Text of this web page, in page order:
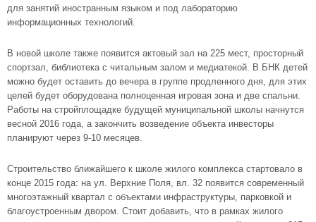
для занятий иностранным языком и под лабораторию
информационных технологий.
В новой школе также появится актовый зал на 225 мест, просторный
спортзал, библиотека с читальным залом и медиатекой. В БНК детей
можно будет оставить до вечера в группе продленного дня, для этих
целей будет оборудована полноценная игровая зона и две спальни.
Работы на стройплощадке будущей муниципальной школы начнутся
весной 2016 года, а закончить возведение объекта инвесторы
планируют через 9-10 месяцев.
Строительство ближайшего к школе жилого комплекса стартовало в
конце 2015 года: на ул. Верхние Поля, вл. 32 появится современный
многоэтажный квартал с объектами инфраструктуры, парковкой и
благоустроенным двором. Стоит добавить, что в рамках жилого